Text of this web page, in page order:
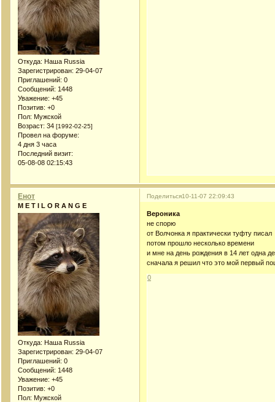
Откуда: Наша Russia
Зарегистрирован: 29-04-07
Приглашений: 0
Сообщений: 1448
Уважение: +45
Позитив: +0
Пол: Мужской
Возраст: 34 [1992-02-25]
Провел на форуме:
4 дня 3 часа
Последний визит:
05-08-08 02:15:43
Поделиться10-11-07 22:09:43
Енот
M E T I L O R A N G E
Откуда: Наша Russia
Зарегистрирован: 29-04-07
Приглашений: 0
Сообщений: 1448
Уважение: +45
Позитив: +0
Пол: Мужской
Вероника
не спорю
от Волчонка я практически туфту писал
потом прошло несколько времени
и мне на день рождения в 14 лет одна
сначала я решил что это мой первый
0